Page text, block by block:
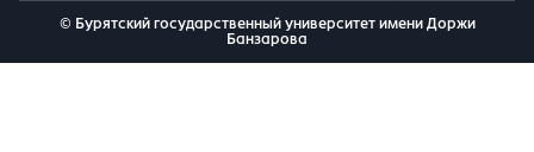
© Бурятский государственный университет имени Доржи
Банзарова